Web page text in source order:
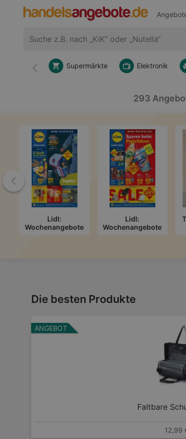
Zurück
Supermärkte Elektronik
293
Zurück
Lidl:
Wochenangebote
Lidl:
Wochenangebote
Die besten Produkte
ANGEBOT
Faltbare
12,99